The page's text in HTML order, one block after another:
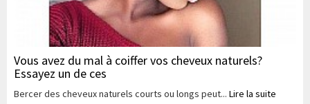
Vous avez du mal à coiffer vos cheveux naturels?
Essayez un de ces
Bercer des cheveux naturels courts ou longs peut... Lire la suite